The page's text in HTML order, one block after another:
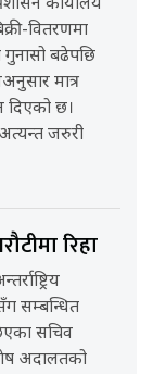
कार्यालय
वितरणमा
बढेपछि
मात्र
दिएको छ।
जरुरी
रिहा
सम्बन्धित
सचिव
अदालतको